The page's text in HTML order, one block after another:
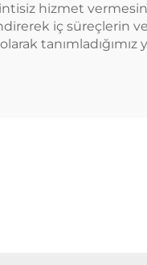
hizmet
iç süreçlerin